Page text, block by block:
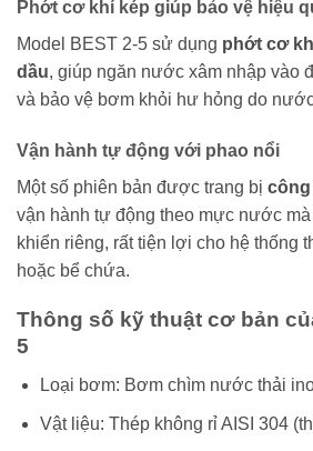
Phớt cơ khí kép giúp bảo vệ hiệu
Model BEST 2-5 sử dụng phớt cơ
dầu, giúp ngăn nước xâm nhập vào
và bảo vệ bơm khỏi hư hỏng do
Vận hành tự động với phao nổi
Một số phiên bản được trang bị công
vận hành tự động theo mực nước
khiển riêng, rất tiện lợi cho hệ thống
hoặc bể chứa.
Thông số kỹ thuật cơ bản
5
Loại bơm: Bơm chìm nước thải
Vật liệu: Thép không rỉ AISI 304